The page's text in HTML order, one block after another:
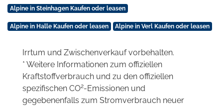
Alpine in Steinhagen Kaufen oder leasen
Alpine in Halle Kaufen oder leasen Alpine in Verl Kaufen oder leasen
Irrtum und Zwischenverkauf vorbehalten.
* Weitere Informationen zum offiziellen
Kraftstoffverbrauch und zu den offiziellen
spezifischen CO2-Emissionen und
gegebenenfalls zum Stromverbrauch neuer